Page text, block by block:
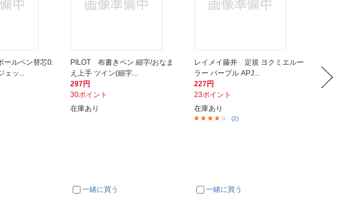
ルペン替芯0.
ェッ...
PILOT 布書きペン 細字/おなま
え上手 ツイン(細字...
297円
30ポイント
在庫あり
一緒に買う
レイメイ藤井 定規 ヨクミエルー
ラー パープル APJ...
227円
23ポイント
在庫あり
(2)
一緒に買う
ノー
1,040円